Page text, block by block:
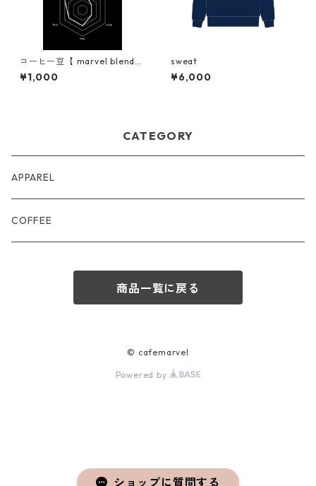
ショップに質問する
コーヒー豆【 marvel blend
】
¥1,000
sweat
¥6,000
CATEGORY
APPAREL
COFFEE
商品一覧に戻る
© cafemarvel
Powered by